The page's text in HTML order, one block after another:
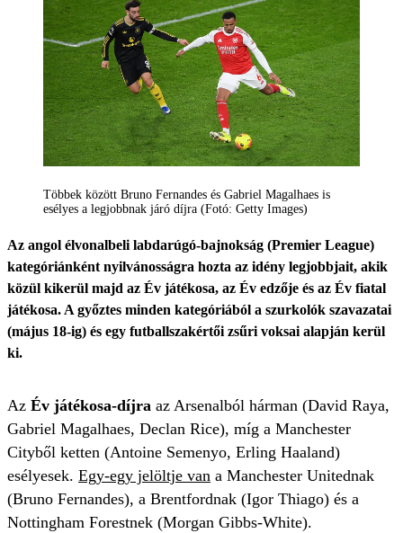
Többek között Bruno Fernandes és Gabriel Magalhaes is
esélyes a legjobbnak járó díjra (Fotó: Getty Images)
Az angol élvonalbeli labdarúgó-bajnokság (Premier League)
kategóriánként nyilvánosságra hozta az idény legjobbjait, akik
közül kikerül majd az Év játékosa, az Év edzője és az Év fiatal
játékosa. A győztes minden kategóriából a szurkolók szavazatai
(május 18-ig) és egy futballszakértői zsűri voksai alapján kerül
ki.
Az Év játékosa-díjra az Arsenalból hárman (David Raya,
Gabriel Magalhaes, Declan Rice), míg a Manchester
Cityből ketten (Antoine Semenyo, Erling Haaland)
esélyesek. Egy-egy jelöltje van a Manchester Unitednak
(Bruno Fernandes), a Brentfordnak (Igor Thiago) és a
Nottingham Forestnek (Morgan Gibbs-White).